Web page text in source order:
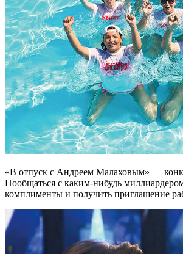
«В отпуск с Андреем Малаховым» —
Пообщаться с каким-нибудь
комплименты и получить приглашение